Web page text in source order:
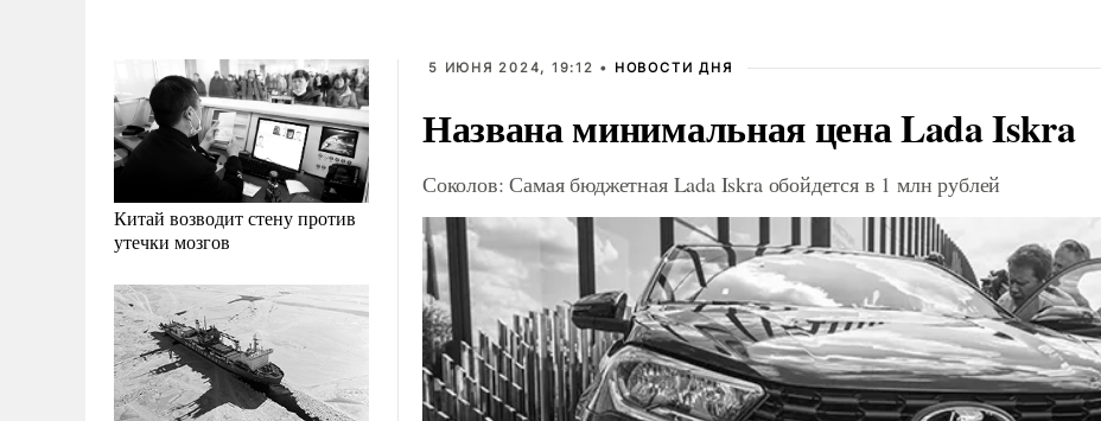
Китай возводит стену против
утечки мозгов
5 ИЮНЯ 2024, 19:12 • НОВОСТИ ДНЯ
Названа минимальная цена Lada Iskra
Соколов: Самая бюджетная Lada Iskra обойдется в 1 млн рублей